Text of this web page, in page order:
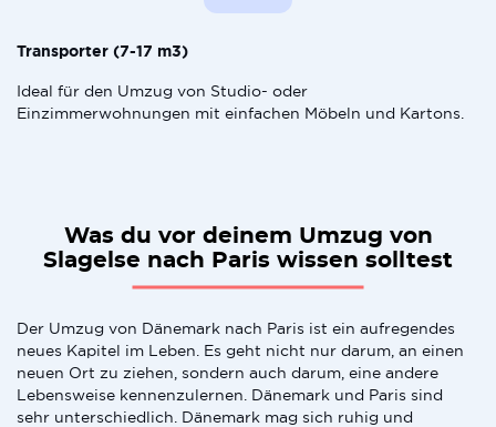
Transporter (7-17 m3)
Ideal für den Umzug von Studio- oder
Einzimmerwohnungen mit einfachen Möbeln und Kartons.
Was du vor deinem Umzug von
Slagelse nach Paris wissen solltest
Der Umzug von Dänemark nach Paris ist ein aufregendes
neues Kapitel im Leben. Es geht nicht nur darum, an einen
neuen Ort zu ziehen, sondern auch darum, eine andere
Lebensweise kennenzulernen. Dänemark und Paris sind
sehr unterschiedlich. Dänemark mag sich ruhig und